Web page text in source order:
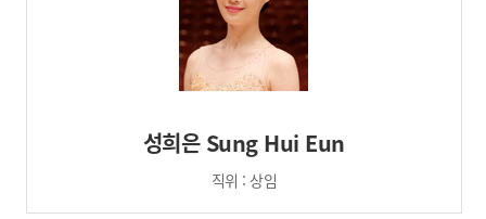
성희은 Sung Hui Eun
직위 : 상임